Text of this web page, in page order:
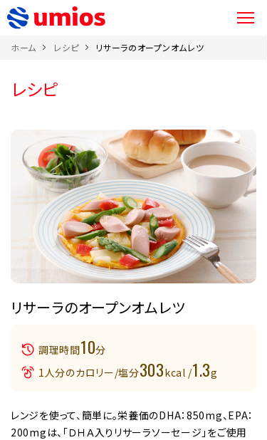
ホーム レシピ リサーラのオープンオムレツ
レシピ
リサーラのオープンオムレツ
調理時間10分
1人分のカロリー/塩分303kcal /1.3g
レンジを使って、簡単に。栄養価のDHA：850mg、EPA：
200mgは、「ＤＨＡ入りリサーラソーセージ」をご使用